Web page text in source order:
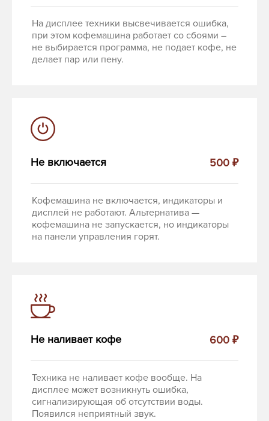
На дисплее техники высвечивается ошибка,
при этом кофемашина работает со сбоями –
не выбирается программа, не подает кофе, не
делает пар или пену.
Не включается 500 ₽
Кофемашина не включается, индикаторы и
дисплей не работают. Альтернатива —
кофемашина не запускается, но индикаторы
на панели управления горят.
Не наливает кофе 600 ₽
Техника не наливает кофе вообще. На
дисплее может возникнуть ошибка,
сигнализирующая об отсутствии воды.
Появился неприятный звук.